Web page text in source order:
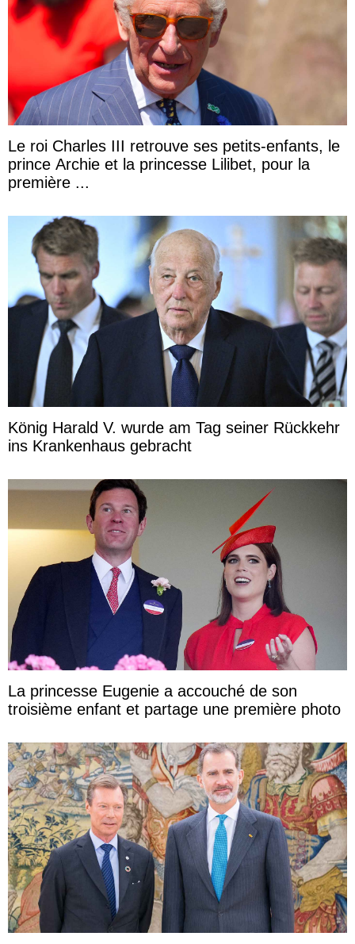
Le roi Charles III retrouve ses petits-enfants, le
prince Archie et la princesse Lilibet, pour la
première ...
König Harald V. wurde am Tag seiner Rückkehr
ins Krankenhaus gebracht
La princesse Eugenie a accouché de son
troisième enfant et partage une première photo